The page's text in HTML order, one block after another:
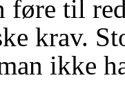
føre til
krav.
ikke